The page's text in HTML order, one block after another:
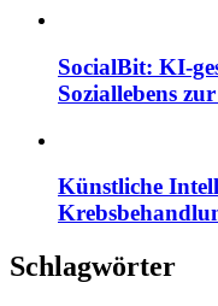
SocialBit: KI-
Soziallebens
Künstliche
Schlagwörter